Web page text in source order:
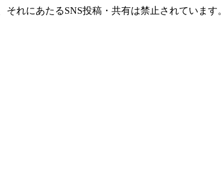
れにあたるSNS投稿・共有は禁止されています。